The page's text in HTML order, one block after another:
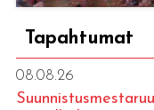
Tapahtumat
08.08.26